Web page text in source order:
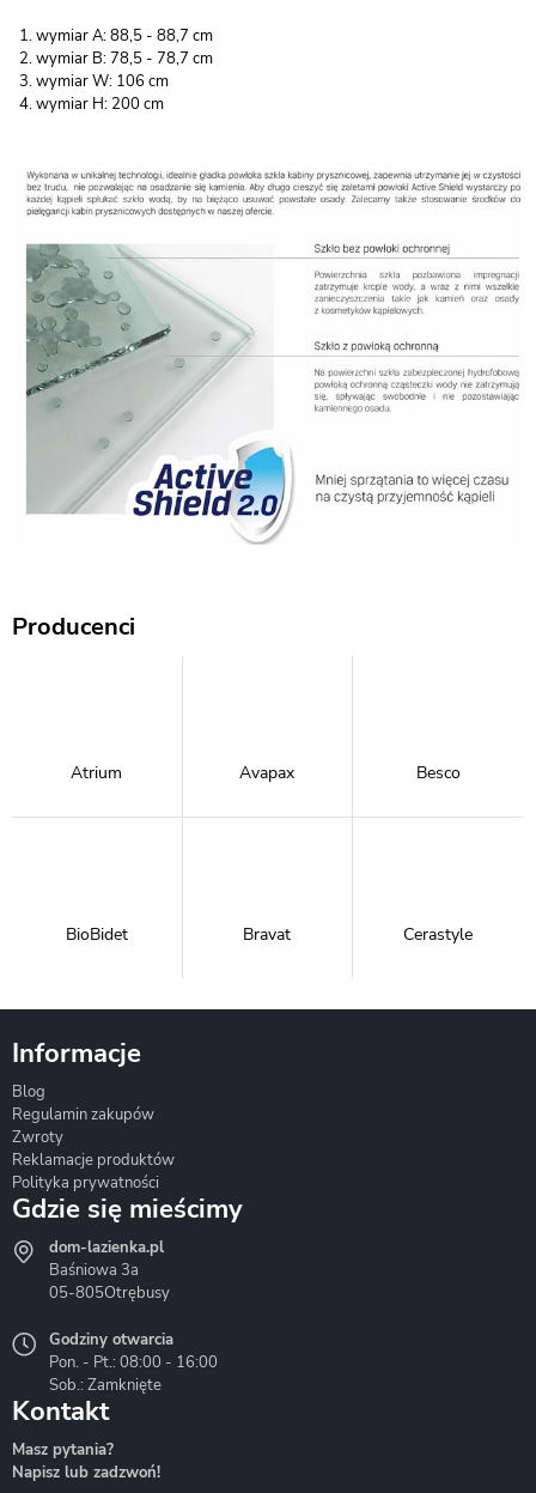
wymiar A: 88,5 - 88,7 cm
wymiar B: 78,5 - 78,7 cm
wymiar W: 106 cm
wymiar H: 200 cm
Producenci
Atrium Avapax Besco
BioBidet Bravat Cerastyle
Hydrostop
Liveno
Informacje
Blog
Regulamin zakupów
Zwroty
Reklamacje produktów
Polityka prywatności
Gdzie się mieścimy
dom-lazienka.pl
Baśniowa 3a
05-805Otrębusy
Godziny otwarcia
Pon. - Pt.: 08:00 - 16:00
Sob.: Zamknięte
Kontakt
Masz pytania?
Napisz lub zadzwoń!